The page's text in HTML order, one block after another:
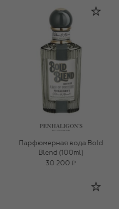
Парфюмерная вода Bold
Blend (100ml)
30 200 ₽